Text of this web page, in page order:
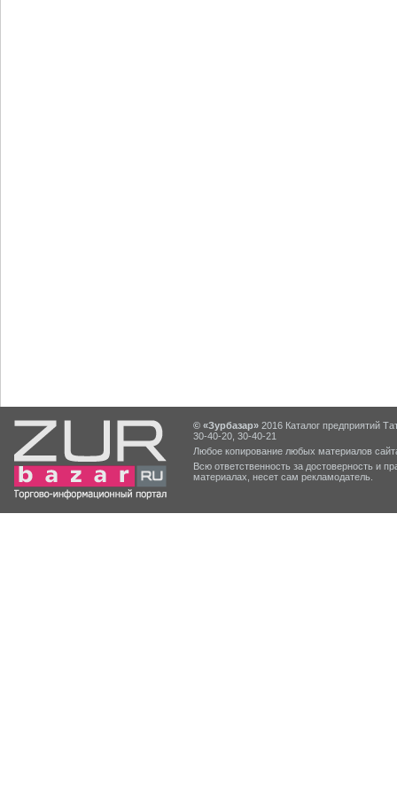
© «Зурбазар» 2016 Каталог предприятий
30-40-20, 30-40-21
Любое копирование любых материалов
Всю ответственность за достоверность и
материалах, несет сам рекламодатель.